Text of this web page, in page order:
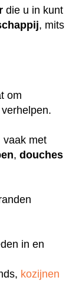
die u in kunt
, mits
om
vaak met
, douches
in en
kozijnen